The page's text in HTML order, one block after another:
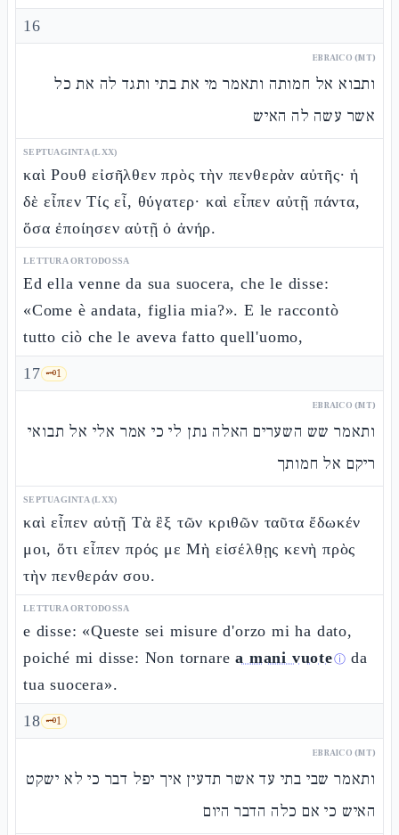
16
EBRAICO (MT)
ותבוא אל חמותה ותאמר מי את בתי ותגד לה את כל
אשר עשה לה האיש
SEPTUAGINTA (LXX)
καὶ Ρουθ εἰσῆλθεν πρὸς τὴν πενθερὰν αὐτῆς· ἡ
δὲ εἶπεν Τίς εἶ, θύγατερ· καὶ εἶπεν αὐτῇ πάντα,
ὅσα ἐποίησεν αὐτῇ ὁ ἀνήρ.
LETTURA ORTODOSSA
Ed ella venne da sua suocera, che le disse:
«Come è andata, figlia mia?». E le raccontò
tutto ciò che le aveva fatto quell'uomo,
17 🗝️1
EBRAICO (MT)
ותאמר שש השערים האלה נתן לי כי אמר אלי אל תבואי
ריקם אל חמותך
SEPTUAGINTA (LXX)
καὶ εἶπεν αὐτῇ Τὰ ἓξ τῶν κριθῶν ταῦτα ἔδωκέν
μοι, ὅτι εἶπεν πρός με Μὴ εἰσέλθῃς κενὴ πρὸς
τὴν πενθεράν σου.
LETTURA ORTODOSSA
e disse: «Queste sei misure d'orzo mi ha dato,
poiché mi disse: Non tornarea mani vuoteⓘ da
tua suocera».
18 🗝️1
EBRAICO (MT)
ותאמר שבי בתי עד אשר תדעין איך יפל דבר כי לא ישקט
האיש כי אם כלה הדבר היום